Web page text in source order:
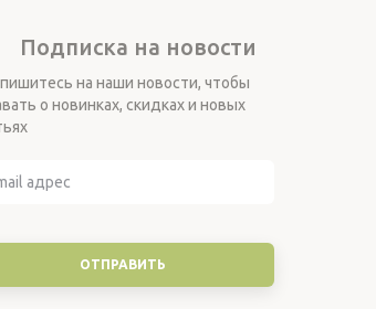
Подписка на новости
на наши новости, чтобы
о новинках, скидках и новых